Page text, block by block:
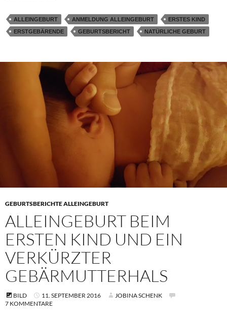
ALLEINGEBURT ANMELDUNG ALLEINGEBURT
ERSTES KIND
ERSTGEBÄRENDE
GEBURTSBERICHT NATÜRLICHE GEBURT
GEBURTSBERICHTE ALLEINGEBURT
ALLEINGEBURT BEIM
ERSTEN KIND UND EIN
VERKÜRZTER
GEBÄRMUTTERHALS
BILD 11. SEPTEMBER 2016
JOBINA SCHENK
7 KOMMENTARE